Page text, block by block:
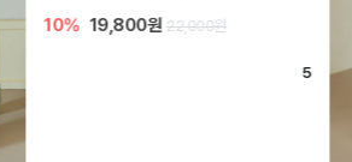
10% 21,600원 24,000원